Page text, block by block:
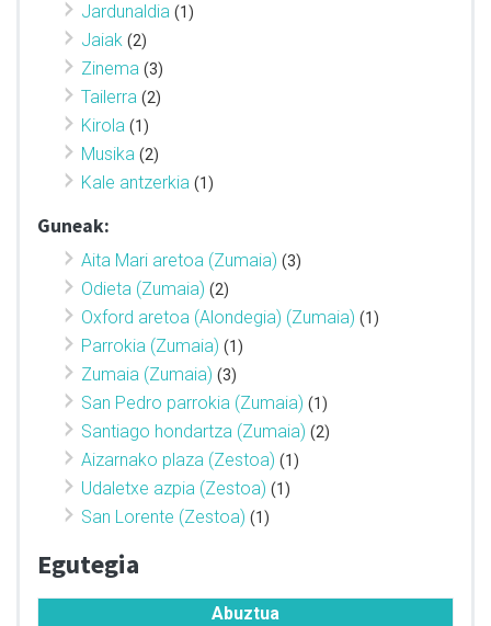
Jardunaldia (1)
Jaiak (2)
Zinema (3)
Tailerra (2)
Kirola (1)
Musika (2)
Kale antzerkia (1)
Guneak:
Aita Mari aretoa (Zumaia) (3)
Odieta (Zumaia) (2)
Oxford aretoa (Alondegia) (Zumaia) (1)
Parrokia (Zumaia) (1)
Zumaia (Zumaia) (3)
San Pedro parrokia (Zumaia) (1)
Santiago hondartza (Zumaia) (2)
Aizarnako plaza (Zestoa) (1)
Udaletxe azpia (Zestoa) (1)
San Lorente (Zestoa) (1)
Egutegia
Abuztua